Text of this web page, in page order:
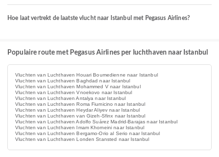
Hoe laat vertrekt de laatste vlucht naar Istanbul met Pegasus Airlines?
Populaire route met Pegasus Airlines per luchthaven naar Istanbul
Vluchten van Luchthaven Houari Boumedienne naar Istanbul
Vluchten van Luchthaven Baghdad naar Istanbul
Vluchten van Luchthaven Mohammed V naar Istanbul
Vluchten van Luchthaven Vnoekovo naar Istanbul
Vluchten van Luchthaven Antalya naar Istanbul
Vluchten van Luchthaven Roma Fiumicino naar Istanbul
Vluchten van Luchthaven Heydar Aliyev naar Istanbul
Vluchten van Luchthaven van Gizeh-Sfinx naar Istanbul
Vluchten van Luchthaven Adolfo Suárez Madrid-Barajas naar Istanbul
Vluchten van Luchthaven Imam Khomeini naar Istanbul
Vluchten van Luchthaven Bergamo-Orio al Serio naar Istanbul
Vluchten van Luchthaven Londen Stansted naar Istanbul